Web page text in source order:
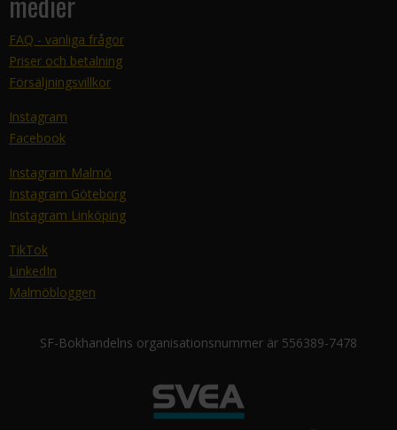
FAQ - vanliga frågor
Priser och betalning
Försäljningsvillkor
Instagram
Facebook
Instagram Malmö
Instagram Göteborg
Instagram Linköping
TikTok
LinkedIn
Malmöbloggen
SF-Bokhandelns organisationsnummer är 556389-7478